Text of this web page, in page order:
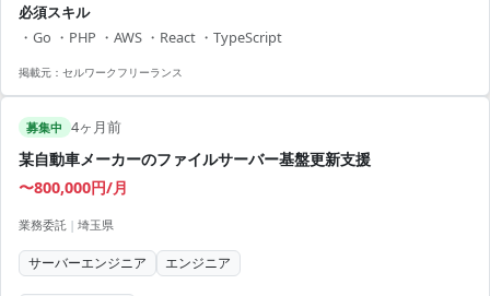
でキャリアアップ - 多様なバックエンドツールとフレームワークでスキ
ルアップ - 柔軟なリモート勤務で効率的な働き方が可能 - チームメンバ
ーと協力して新技術を導入しやすい環境 - サーバーエンジニアとしての
必須スキル
・Go ・PHP ・AWS ・React ・TypeScript
掲載元： セルワークフリーランス
募集中 4ヶ月前
某自動車メーカーのファイルサーバー基盤更新支援
〜800,000円/月
業務委託 | 埼玉県
サーバーエンジニア エンジニア